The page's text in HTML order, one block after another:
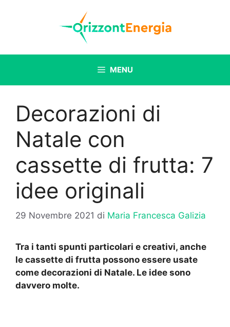
MENU
Decorazioni di
Natale con
cassette di frutta: 7
idee originali
29 Novembre 2021 di Maria Francesca Galizia
Tra i tanti spunti particolari e creativi, anche
le cassette di frutta possono essere usate
come decorazioni di Natale. Le idee sono
davvero molte.